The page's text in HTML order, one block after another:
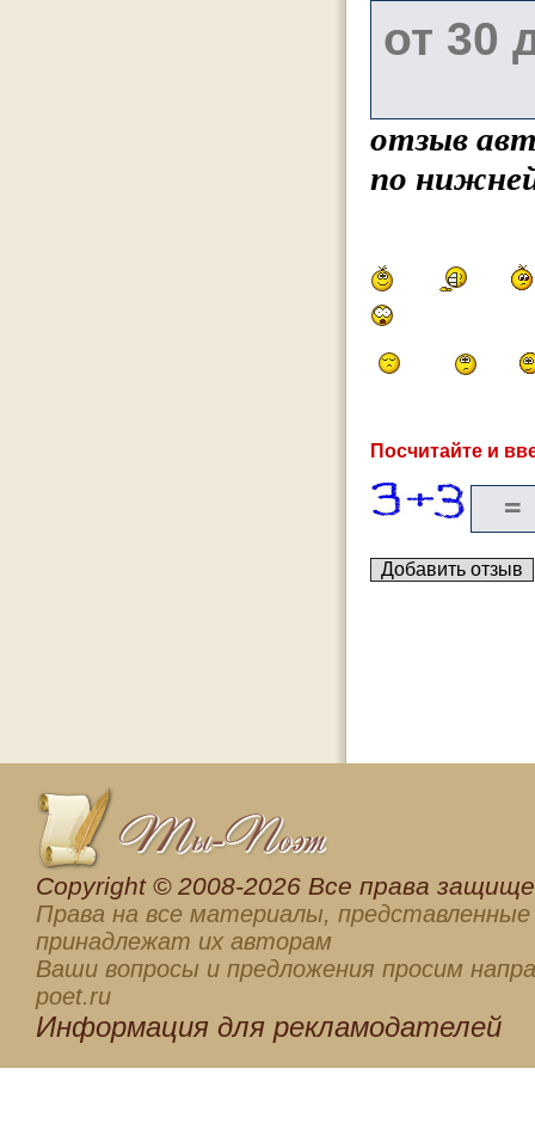
отзыв
по
Посчитайте и
Сopyright © 2008-2026 Все права
Права на все материалы, представленные
принадлежат их авторам
Ваши вопросы и предложения просим
poet.ru
Информация для рекламодателей